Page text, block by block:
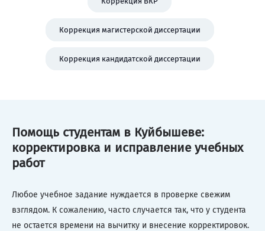
Коррекция магистерской диссертации
Коррекция кандидатской диссертации
Помощь студентам в Куйбышеве:
корректировка и исправление учебных
работ
Любое учебное задание нуждается в проверке свежим
взглядом. К сожалению, часто случается так, что у студента
не остается времени на вычитку и внесение корректировок.